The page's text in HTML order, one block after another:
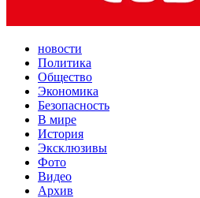
новости
Политика
Общество
Экономика
Безопасность
В мире
История
Эксклюзивы
Фото
Видео
Архив